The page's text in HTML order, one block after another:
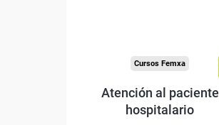
Cursos Femxa
Atención al paciente
hospitalario